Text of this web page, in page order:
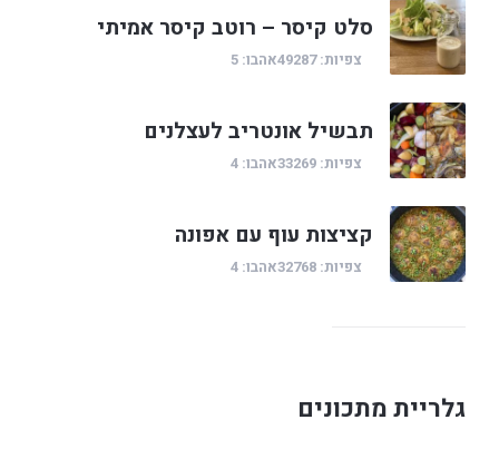
סלט קיסר – רוטב קיסר אמיתי
צפיות: 49287 אהבו: 5
תבשיל אונטריב לעצלנים
צפיות: 33269 אהבו: 4
קציצות עוף עם אפונה
צפיות: 32768 אהבו: 4
גלריית מתכונים